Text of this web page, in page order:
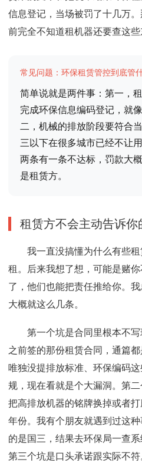
信息登记，当场被罚了十几万
前完全不知道租机器还要查这些
常见问题：环保租赁管控到底管
简单说就是两件事：第一，
完成环保信息编码登记，就
二，机械的排放阶段要符合
三以下在很多城市已经不让
两条有一条不达标，罚款大
是租赁方。
租赁方不会主动告诉你
我一直没搞懂为什么有些
租。后来我想了想，可能是赌
了，他们也能把责任推给你。
大概就这么几条。
第一个坑是合同里根本不
之前签的那份租赁合同，通篇
唯独没提排放标准、环保编码
规，现在看就是个大漏洞。第
把高排放机器的铭牌换掉或者
年份。我有个朋友就遇到过这
的是国三，结果去环保局一查系
第三个坑是口头承诺跟实际不